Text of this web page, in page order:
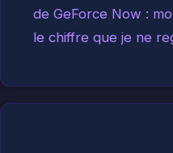
de GeForce Now :
le chiffre que je ne